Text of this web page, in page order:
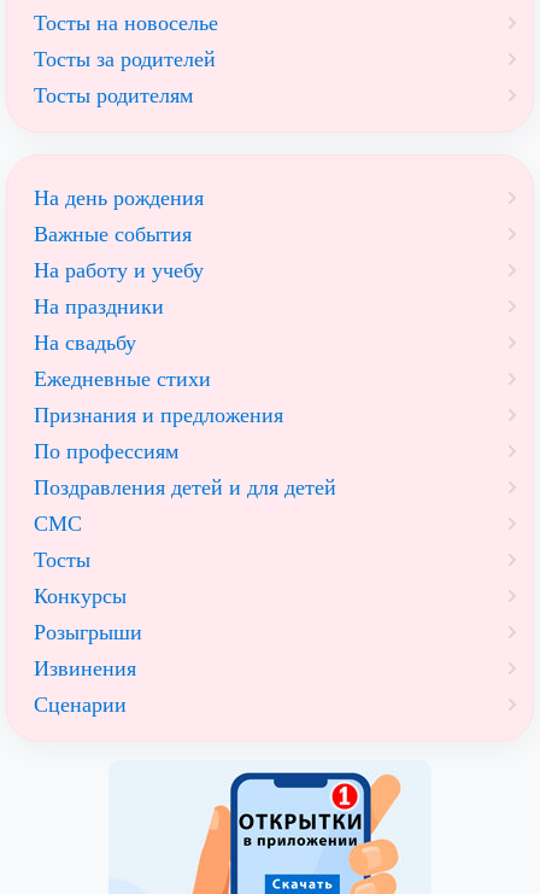
Тосты на новоселье
Тосты за родителей
Тосты родителям
На день рождения
Важные события
На работу и учебу
На праздники
На свадьбу
Ежедневные стихи
Признания и предложения
По профессиям
Поздравления детей и для детей
СМС
Тосты
Конкурсы
Розыгрыши
Извинения
Сценарии